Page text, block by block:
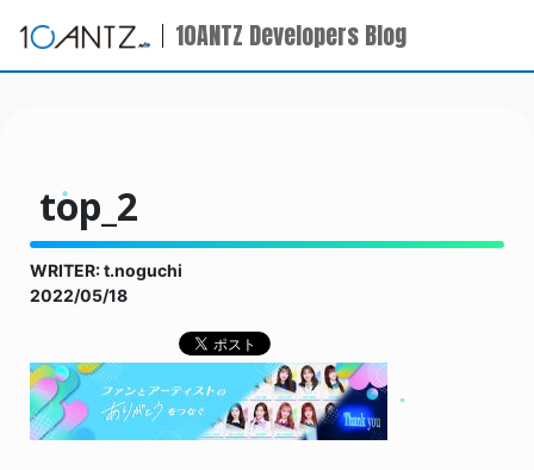
10ANTZ Developers Blog
top_2
WRITER: t.noguchi
2022/05/18